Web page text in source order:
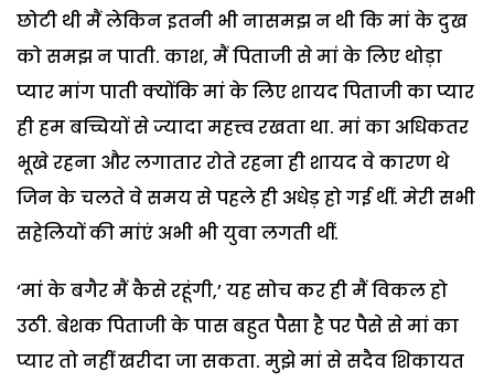
छोटी थी मैं लेकिन इतनी भी नासमझ न थी कि मां के दुख
को समझ न पाती. काश, मैं पिताजी से मां के लिए थोड़ा
प्यार मांग पाती क्योंकि मां के लिए शायद पिताजी का प्यार
ही हम बच्चियों से ज्यादा महत्त्व रखता था. मां का अधिकतर
भूखे रहना और लगातार रोते रहना ही शायद वे कारण थे
जिन के चलते वे समय से पहले ही अधेड़ हो गई थीं. मेरी सभी
सहेलियों की मांएं अभी भी युवा लगती थीं.
‘मां के बगैर मैं कैसे रहूंगी,’ यह सोच कर ही मैं विकल हो
उठी. बेशक पिताजी के पास बहुत पैसा है पर पैसे से मां का
प्यार तो नहीं खरीदा जा सकता. मुझे मां से सदैव शिकायत